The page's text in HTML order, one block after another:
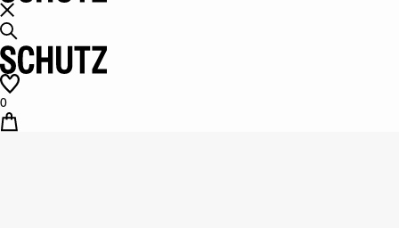
0